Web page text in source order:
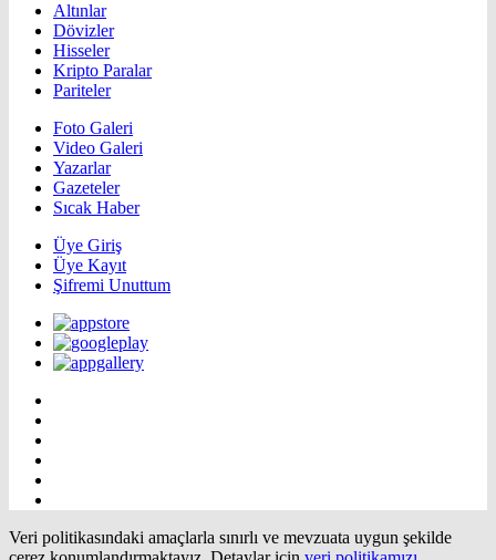
Altınlar
Dövizler
Hisseler
Kripto Paralar
Pariteler
Foto Galeri
Video Galeri
Yazarlar
Gazeteler
Sıcak Haber
Üye Giriş
Üye Kayıt
Şifremi Unuttum
Veri politikasındaki amaçlarla sınırlı ve mevzuata uygun şekilde